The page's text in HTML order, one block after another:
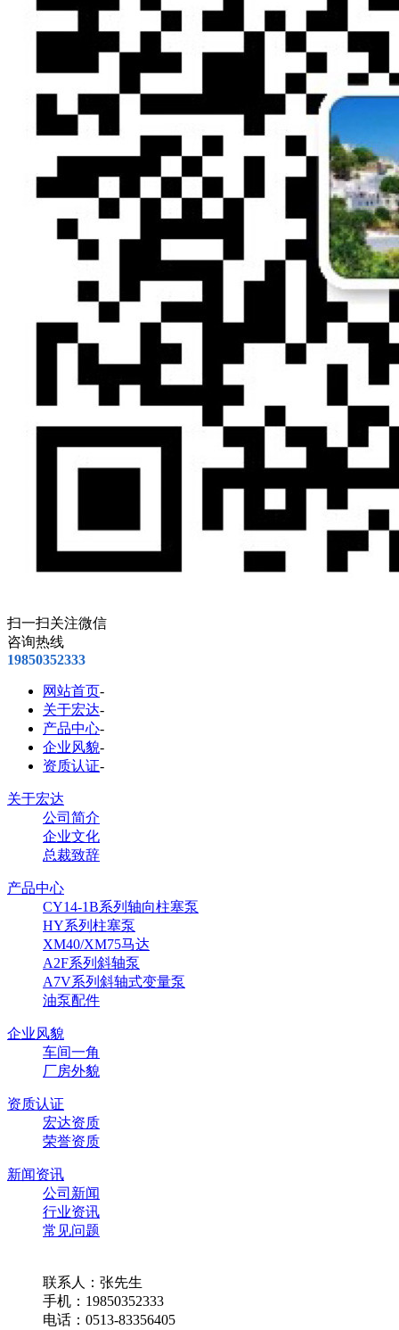
扫一扫关注微信
咨询热线
19850352333
网站首页-
关于宏达-
产品中心-
企业风貌-
资质认证-
关于宏达
公司简介
企业文化
总裁致辞
产品中心
CY14-1B系列轴向柱塞泵
HY系列柱塞泵
XM40/XM75马达
A2F系列斜轴泵
A7V系列斜轴式变量泵
油泵配件
企业风貌
车间一角
厂房外貌
资质认证
宏达资质
荣誉资质
新闻资讯
公司新闻
行业资讯
常见问题
联系人：张先生
手机：19850352333
电话：0513-83356405